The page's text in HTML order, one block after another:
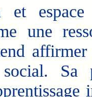
et
une
social.